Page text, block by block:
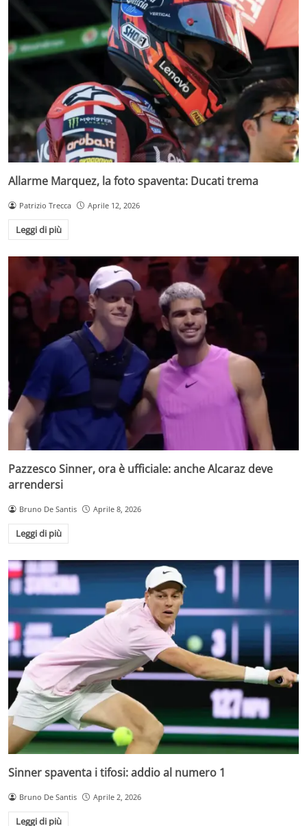
Allarme Marquez, la foto spaventa: Ducati trema
Patrizio Trecca Aprile 12, 2026
Leggi di più
Pazzesco Sinner, ora è ufficiale: anche Alcaraz deve
arrendersi
Bruno De Santis Aprile 8, 2026
Leggi di più
Sinner spaventa i tifosi: addio al numero 1
Bruno De Santis Aprile 2, 2026
Leggi di più